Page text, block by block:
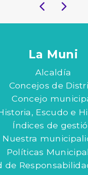
La Muni
Alcaldía
Concejos de
Concejo
Escudo e
Índices de
Nuestra
Políticas
de